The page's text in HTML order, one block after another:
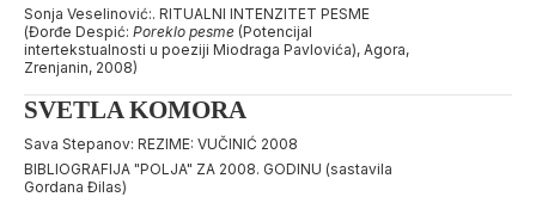
Sonja Veselinović:. RITUALNI INTENZITET PESME
(Đorđe Despić: Poreklo pesme (Potencijal
intertekstualnosti u poeziji Miodraga Pavlovića), Agora,
Zrenjanin, 2008)
SVETLA KOMORA
Sava Stepanov: REZIME: VUČINIĆ 2008
BIBLIOGRAFIJA "POLJA" ZA 2008. GODINU (sastavila
Gordana Đilas)